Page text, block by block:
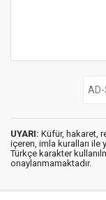
UYARI: Küfür, hakaret,
içeren, imla kuralları ile
Türkçe karakter
onaylanmamaktadır.